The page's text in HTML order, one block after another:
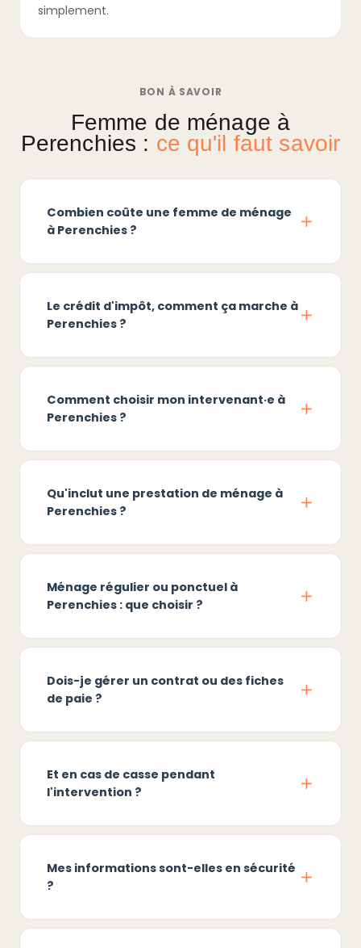
simplement.
BON À SAVOIR
Femme de ménage à
Perenchies : ce qu'il faut savoir
Combien coûte une femme de ménage
à Perenchies ?
Le crédit d'impôt, comment ça marche à
Perenchies ?
Comment choisir mon intervenant·e à
Perenchies ?
Qu'inclut une prestation de ménage à
Perenchies ?
Ménage régulier ou ponctuel à
Perenchies : que choisir ?
Dois-je gérer un contrat ou des fiches
de paie ?
Et en cas de casse pendant
l'intervention ?
Mes informations sont-elles en sécurité
?